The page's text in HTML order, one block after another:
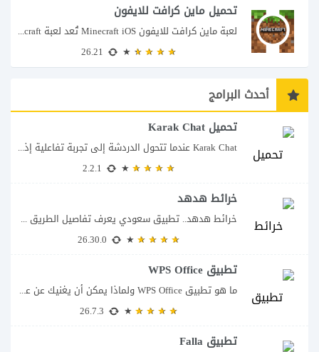
تحميل ماين كرافت للايفون
لعبة ماين كرافت للايفون Minecraft iOS تُعد لعبة Minecraft واحدة من أكثر الألعاب شعبية...
أحدث البرامج
تحميل Karak Chat
Karak Chat عندما تتحول الدردشة إلى تجربة تفاعلية إذا كنت تبحث عن تطبيق لا...
خرائط هدهد
خرائط هدهد.. تطبيق سعودي يعرف تفاصيل الطريق قبل أن تبدأ رحلتك يقدم تطبيق خرائط...
تطبيق WPS Office
ما هو تطبيق WPS Office ولماذا يمكن أن يغنيك عن عدة تطبيقات؟ يُعد تطبيق...
تطبيق Falla